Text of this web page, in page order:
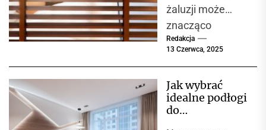
żaluzji może
znacząco
wpłynąć na
wygląd wnętrza
użytkowania.
Decyzja między
Redakcja
13 Czerwca, 2025
Jak wybrać
idealne podłogi
do